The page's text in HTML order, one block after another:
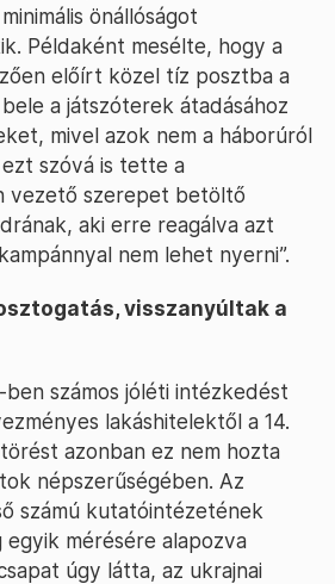
önállóságot
Példaként mesélte, hogy a
előírt közel tíz posztba a
a játszóterek átadásához
mivel azok nem a háborúról
szóvá is tette a
vezető szerepet betöltő
aki erre reagálva azt
nem lehet nyerni”.
visszanyúltak a
számos jóléti intézkedést
lakáshitelektől a 14.
azonban ez nem hozta
népszerűségében. Az
számú kutatóintézetének
egyik mérésére alapozva
úgy látta, az ukrajnai